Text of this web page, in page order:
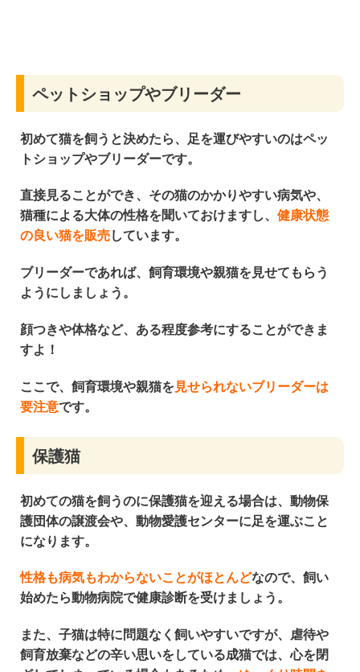
ペットショップやブリーダー
初めて猫を飼うと決めたら、足を運びやすいのはペッ
トショップやブリーダーです。
直接見ることができ、その猫のかかりやすい病気や、
猫種による大体の性格を聞いておけますし、 健康状態
の良い猫を販売しています。
ブリーダーであれば、 飼育環境や親猫を見せてもらう
ようにしましょう。
顔つきや体格など、ある程度参考にすることができま
すよ！
ここで、飼育環境や親猫を 見せられないブリーダーは
要注意です。
保護猫
初めての猫を飼うのに保護猫を迎える場合は、 動物保
護団体の譲渡会や、 動物愛護センターに足を運ぶこと
になります。
性格も病気もわからないことがほとんどなので、飼い
始めたら動物病院で健康診断を受けましょう。
また、子猫は特に問題なく飼いやすいですが、
虐待や
飼育放棄などの辛い思いをしている成猫では、心を閉